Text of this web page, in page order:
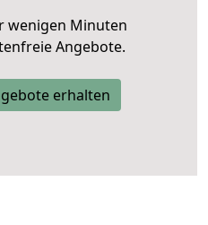
wenigen Minuten
Angebote.
erhalten